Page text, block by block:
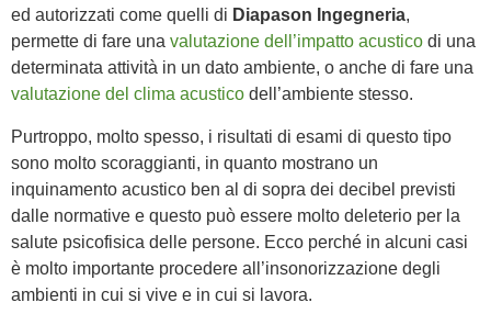
ed autorizzati come quelli di Diapason Ingegneria,
permette di fare una valutazione dell’impatto acustico di una
determinata attività in un dato ambiente, o anche di fare una
valutazione del clima acustico dell’ambiente stesso.
Purtroppo, molto spesso, i risultati di esami di questo tipo
sono molto scoraggianti, in quanto mostrano un
inquinamento acustico ben al di sopra dei decibel previsti
dalle normative e questo può essere molto deleterio per la
salute psicofisica delle persone. Ecco perché in alcuni casi
è molto importante procedere all’insonorizzazione degli
ambienti in cui si vive e in cui si lavora.